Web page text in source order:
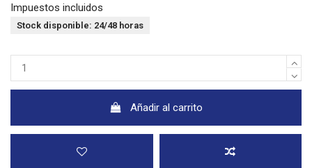
Impuestos incluidos
Stock disponible: 24/48 horas
Añadir al carrito